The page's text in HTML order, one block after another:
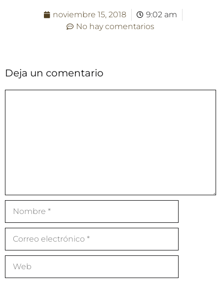
noviembre 15, 2018
9:02 am
No hay comentarios
Deja un comentario